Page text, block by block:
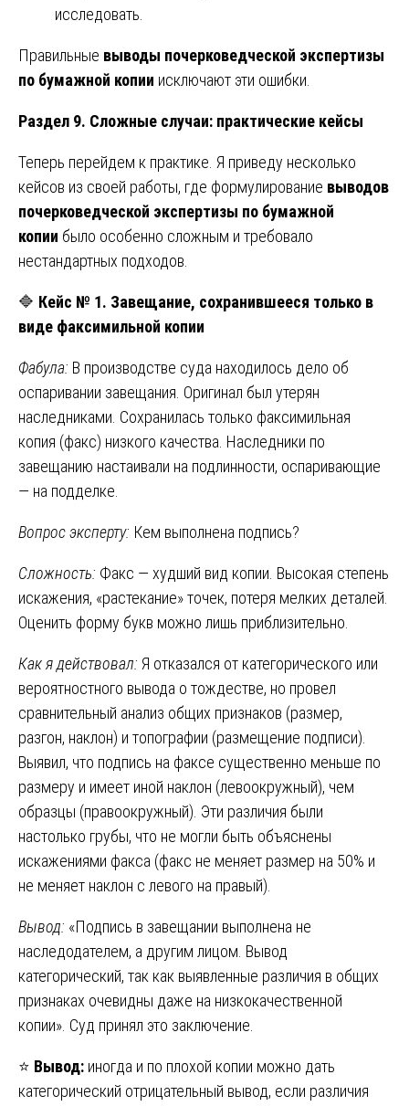
исследовать.
Правильные выводы почерковедческой экспертизы
по бумажной копии исключают эти ошибки.
Раздел 9. Сложные случаи: практические кейсы
Теперь перейдем к практике. Я приведу несколько
кейсов из своей работы, где формулирование выводов
почерковедческой экспертизы по бумажной
копии было особенно сложным и требовало
нестандартных подходов.
🔷 Кейс № 1. Завещание, сохранившееся только в
виде факсимильной копии
Фабула: В производстве суда находилось дело об
оспаривании завещания. Оригинал был утерян
наследниками. Сохранилась только факсимильная
копия (факс) низкого качества. Наследники по
завещанию настаивали на подлинности, оспаривающие
— на подделке.
Вопрос эксперту: Кем выполнена подпись?
Сложность: Факс — худший вид копии. Высокая степень
искажения, «растекание» точек, потеря мелких деталей.
Оценить форму букв можно лишь приблизительно.
Как я действовал: Я отказался от категорического или
вероятностного вывода о тождестве, но провел
сравнительный анализ общих признаков (размер,
разгон, наклон) и топографии (размещение подписи).
Выявил, что подпись на факсе существенно меньше по
размеру и имеет иной наклон (левоокружный), чем
образцы (правоокружный). Эти различия были
настолько грубы, что не могли быть объяснены
искажениями факса (факс не меняет размер на 50% и
не меняет наклон с левого на правый).
Вывод: «Подпись в завещании выполнена не
наследодателем, а другим лицом. Вывод
категорический, так как выявленные различия в общих
признаках очевидны даже на низкокачественной
копии». Суд принял это заключение.
⭐ Вывод: иногда и по плохой копии можно дать
категорический отрицательный вывод, если различия